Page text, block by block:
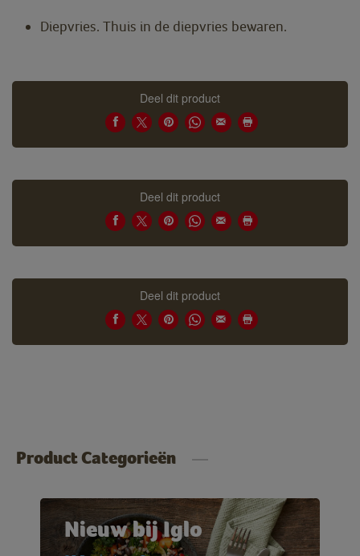
Diepvries. Thuis in de diepvries bewaren.
Deel dit product
Deel dit product
Deel dit product
Product Categorieën
Nieuw bij Iglo